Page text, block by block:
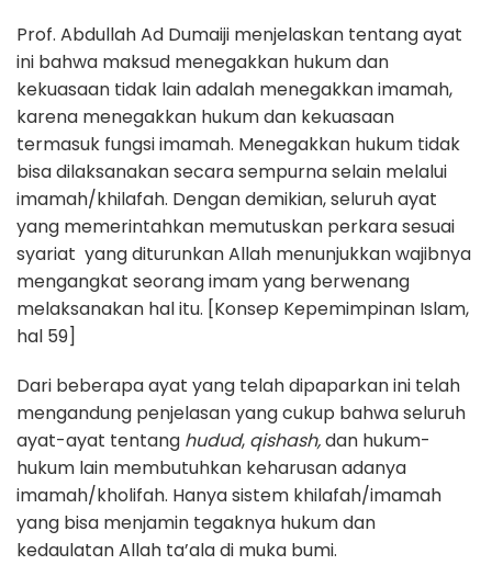
Prof. Abdullah Ad Dumaiji menjelaskan tentang ayat
ini bahwa maksud menegakkan hukum dan
kekuasaan tidak lain adalah menegakkan imamah,
karena menegakkan hukum dan kekuasaan
termasuk fungsi imamah. Menegakkan hukum tidak
bisa dilaksanakan secara sempurna selain melalui
imamah/khilafah. Dengan demikian, seluruh ayat
yang memerintahkan memutuskan perkara sesuai
syariat yang diturunkan Allah menunjukkan wajibnya
mengangkat seorang imam yang berwenang
melaksanakan hal itu. [Konsep Kepemimpinan Islam,
hal 59]
Dari beberapa ayat yang telah dipaparkan ini telah
mengandung penjelasan yang cukup bahwa seluruh
ayat-ayat tentang hudud, qishash,dan hukum-
hukum lain membutuhkan keharusan adanya
imamah/kholifah. Hanya sistem khilafah/imamah
yang bisa menjamin tegaknya hukum dan
kedaulatan Allah ta’ala di muka bumi.